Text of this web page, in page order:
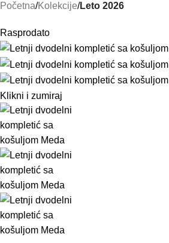
Početna Kolekcije Leto 2026
Rasprodato
Klikni i zumiraj